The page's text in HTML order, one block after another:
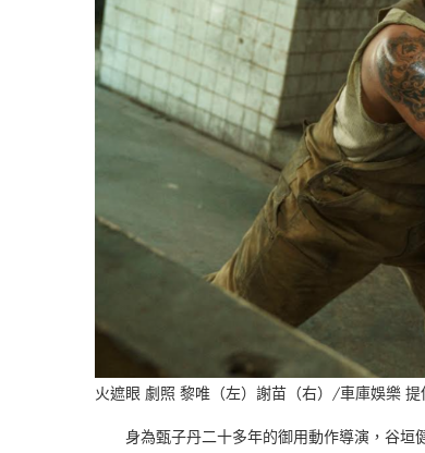
火遮眼 劇照 黎唯（左）謝苗（右）/車庫娛樂 提
身為甄子丹二十多年的御用動作導演，谷垣